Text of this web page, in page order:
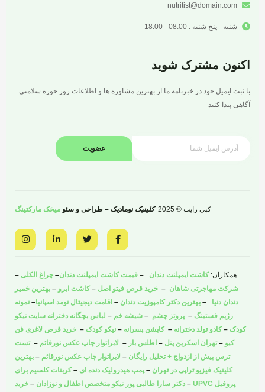
nutritist@domain.com
شنبه - پنج شنبه : 08:00 - 18:00
اکنون مشترک شوید
با ثبت ایمیل خود در خبرنامه ما از بهترین مشاوره ها و اطلاعات روز حوزه سلامتی
آگاهی پیدا کنید
عضویت
کپی رایت © 2025 کلینیک نومادیک – طراحی و سئو میخک مارکتینگ
F
a
c
o
o
k
-
w
i
e
r
L
i
n
d
-
n
I
n
s
g
r
a
m
همکاران: کاشت ایمپلنت دندان – قیمت کاشت ایمپلنت دندان– چراغ الکلی –
شرکت مهاجرتی شاهان – خرید قرص فیتو اصل –کاشت ابرو – بهترین خمیر
دندان دنیا – بهترین دکتر کامپوزیت دندان – اقامت دیجیتال نومد اسپانیا– نمونه
رژیم فستینگ – پروتز چشم – شیشه خم – لباس بچگانه دخترانه سایت نیکو
کودک –کادو تولد دخترانه –کاپشن پسرانه – نیکو کودک – خرید قرص لاغری فن
کیو –تهران اسکرین پنل – اطلس بار – لابراتوار چاپ عکس نورقائم –تست
ترس پیش از ازدواج + تحلیل رایگان – لابراتوار چاپ عکس نورقائم – بهترین
کلینیک فیزیو تراپی در تهران – پمپ هیدرولیک دنده ای –کربنات کلسیم برای
پروفیل UPVC
– دکتر سارا طالبی پور نیکو متخصص اطفال و نوزادان – خرید